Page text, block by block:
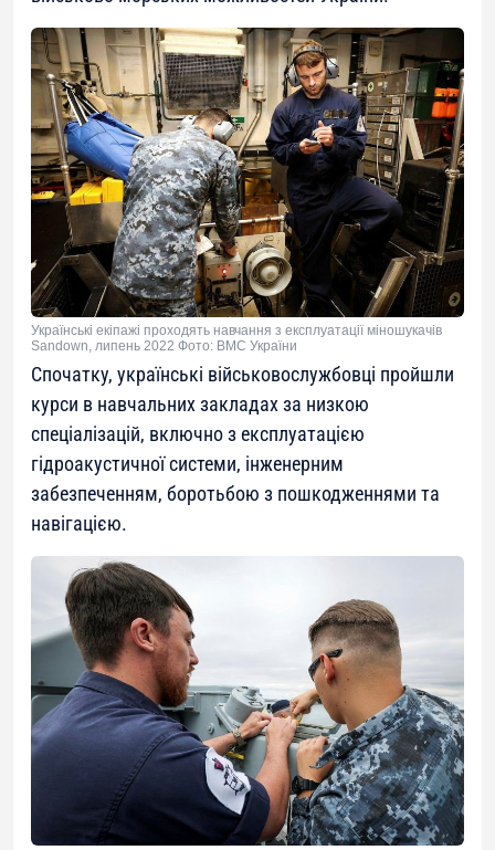
Українські екіпажі проходять навчання з експлуатації міношукачів
Sandown, липень 2022 Фото: ВМС України
Спочатку, українські військовослужбовці пройшли
курси в навчальних закладах за низкою
спеціалізацій, включно з експлуатацією
гідроакустичної системи, інженерним
забезпеченням, боротьбою з пошкодженнями та
навігацією.